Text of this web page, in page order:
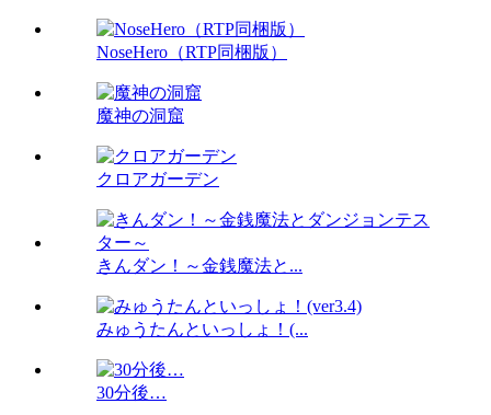
NoseHero（RTP同梱版）
魔神の洞窟
クロアガーデン
きんダン！～金銭魔法と...
みゅうたんといっしょ！(...
30分後…